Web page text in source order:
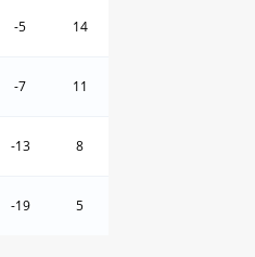
-5 14
-7 11
-13 8
-19 5